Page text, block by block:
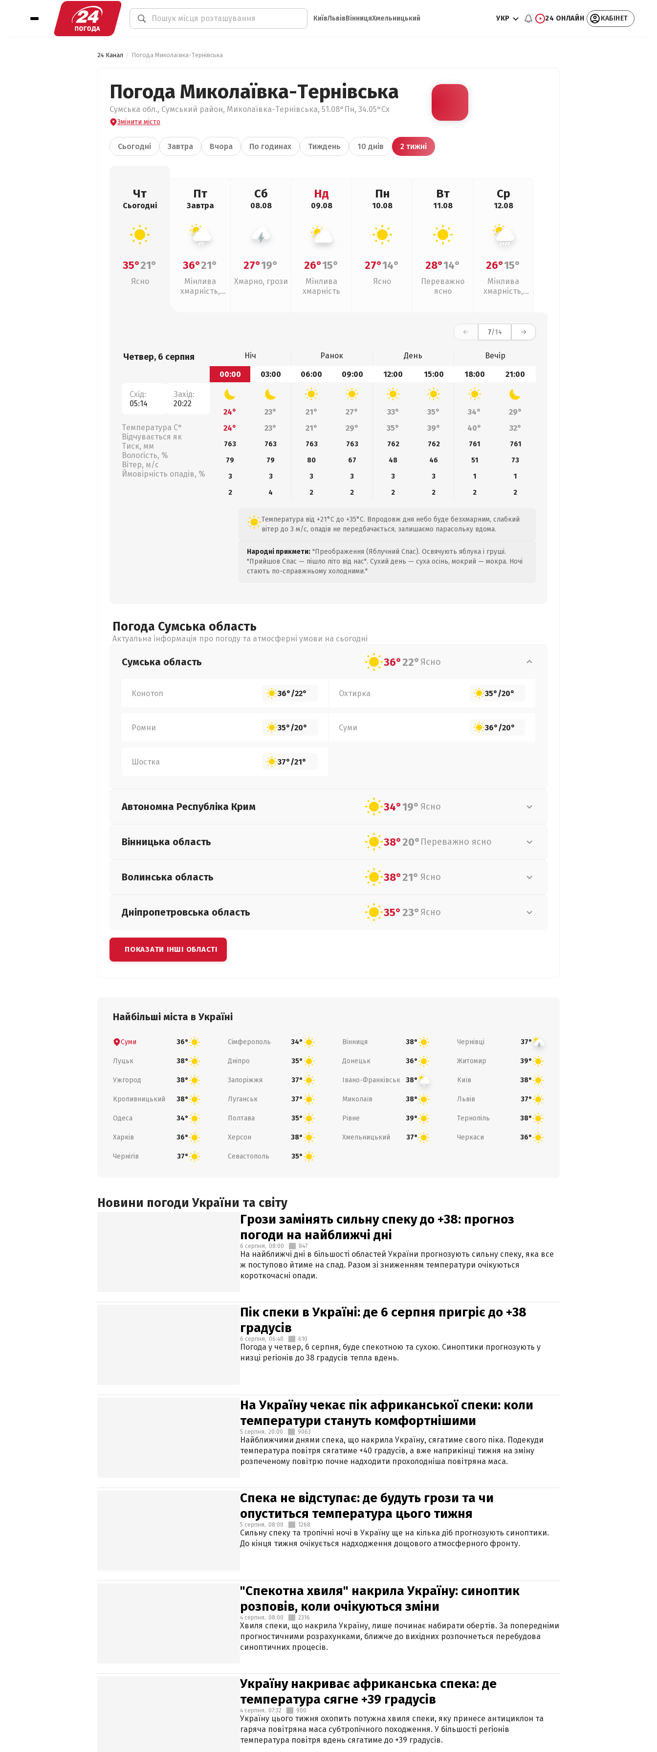
КиївЛьвівВінницяХмельницький УКР 24 ОНЛАЙН КАБІНЕТ
24 Канал Погода Миколаївка-Тернівська
Погода Миколаївка-Тернівська
Сумська обл., Сумський район, Миколаївка-Тернівська, 51.08°Пн, 34.05°Сх
Змінити місто
Сьогодні Завтра Вчора По годинах Тиждень 10 днів 2 тижні
Чт
Сьогодні
35°21°
Ясно
Пт
Завтра
36°21°
Мінлива
хмарність,
Сб
08.08
27°19°
Хмарно, грози
Нд
09.08
26°15°
Мінлива
хмарність
Пн
10.08
27°14°
Ясно
Вт
11.08
28°14°
Переважно
ясно
Ср
12.08
26°15°
Мінлива
хмарність,
7/14
Четвер, 6 серпня
Схід:
05:14
Захід:
20:22
Температура С°
Відчувається як
Тиск, мм
Вологість, %
Вітер, м/с
Ймовірність опадів, %
Ніч Ранок День
Вечір
00:00
03:00 06:00 09:00 12:00 15:00 18:00 21:00
24° 23° 21° 27° 33° 35° 34°
29°
24°
23° 21° 29° 35° 39° 40° 32°
763 763 763 763 762 762 761
761
79
79 80 67 48 46 51
73
3
3 3 3 3 3 1
1
2
4 2 2 2 2 2 2
Температура від +21°C до +35°C. Впродовж дня небо буде безхмарним, слабкий
вітер до 3 м/с, опадів не передбачається, залишаємо парасольку вдома.
Народні прикмети: "Преображення (Яблучний Спас). Освячують яблука і груші.
"Прийшов Спас — пішло літо від нас". Сухий день — суха осінь, мокрий — мокра. Ночі
стають по-справжньому холодними."
Погода Сумська область
Актуальна інформація про погоду та атмосферні умови на сьогодні
Сумська область 36°22° Ясно
Конотоп 36°/22° Охтирка 35°/20°
Ромни 35°/20° Суми 36°/20°
Шостка 37°/21°
Автономна Республіка Крим 34°19° Ясно
Вінницька область 38°20° Переважно ясно
Волинська область 38°21° Ясно
Дніпропетровська область 35°23° Ясно
ПОКАЗАТИ ІНШІ ОБЛАСТІ
Найбільші міста в Україні
Суми 36° Сімферополь 34° Вінниця 38° Чернівці 37°
Луцьк 38° Дніпро 35° Донецьк 36° Житомир 39°
Ужгород 38° Запоріжжя 37° Івано-Франківськ 38° Київ 38°
Кропивницький 38° Луганськ 37° Миколаїв 38° Львів 37°
Одеса 34° Полтава 35° Рівне 39° Тернопіль 38°
Харків 36° Херсон 38° Хмельницький 37° Черкаси 36°
Чернігів 37° Севастополь 35°
Новини погоди України та світу
Грози замінять сильну спеку до +38: прогноз
погоди на найближчі дні
6 серпня, 08:00 847
На найближчі дні в більшості областей України прогнозують сильну спеку, яка все
ж поступово йтиме на спад. Разом зі зниженням температури очікуються
короткочасні опади.
Пік спеки в Україні: де 6 серпня пригріє до +38
градусів
6 серпня, 06:40 610
Погода у четвер, 6 серпня, буде спекотною та сухою. Синоптики прогнозують у
низці регіонів до 38 градусів тепла вдень.
На Україну чекає пік африканської спеки: коли
температури стануть комфортнішими
5 серпня, 20:00 9063
Найближчими днями спека, що накрила Україну, сягатиме свого піка. Подекуди
температура повітря сягатиме +40 градусів, а вже наприкінці тижня на зміну
розпеченому повітрю почне надходити прохолодніша повітряна маса.
Спека не відступає: де будуть грози та чи
опуститься температура цього тижня
5 серпня, 08:00 1268
Сильну спеку та тропічні ночі в Україну ще на кілька діб прогнозують синоптики.
До кінця тижня очікується надходження дощового атмосферного фронту.
"Спекотна хвиля" накрила Україну: синоптик
розповів, коли очікуються зміни
4 серпня, 08:00 2316
Хвиля спеки, що накрила Україну, лише починає набирати обертів. За попередніми
прогностичними розрахунками, ближче до вихідних розпочнеться перебудова
синоптичних процесів.
Україну накриває африканська спека: де
температура сягне +39 градусів
4 серпня, 07:32 900
Україну цього тижня охопить потужна хвиля спеки, яку принесе антициклон та
гаряча повітряна маса субтропічного походження. У більшості регіонів
температура повітря вдень сягатиме до +39 градусів.